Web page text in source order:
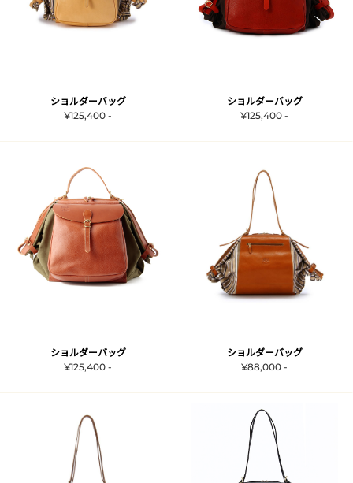
ショルダーバッグ
¥125,400 -
ショルダーバッグ
¥125,400 -
ショルダーバッグ
¥125,400 -
ショルダーバッグ
¥88,000 -